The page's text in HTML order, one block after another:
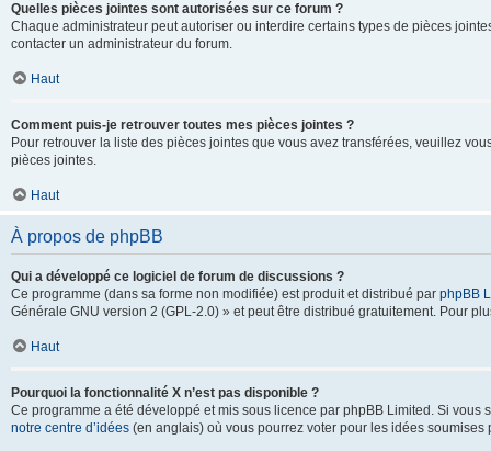
Quelles pièces jointes sont autorisées sur ce forum ?
Chaque administrateur peut autoriser ou interdire certains types de pièces
contacter un administrateur du forum.
Haut
Comment puis-je retrouver toutes mes pièces jointes ?
Pour retrouver la liste des pièces jointes que vous avez transférées, veuillez
pièces jointes.
Haut
À propos de phpBB
Qui a développé ce logiciel de forum de discussions ?
Ce programme (dans sa forme non modifiée) est produit et distribué par phpBB
Générale GNU version 2 (GPL-2.0) » et peut être distribué gratuitement. Pour
Haut
Pourquoi la fonctionnalité X n’est pas disponible ?
Ce programme a été développé et mis sous licence par phpBB Limited. Si
notre centre d’idées (en anglais) où vous pourrez voter pour les idées soumises